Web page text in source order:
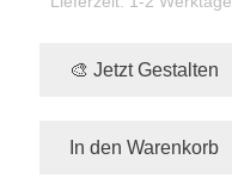
🎨 Jetzt Gestalten
In den Warenkorb